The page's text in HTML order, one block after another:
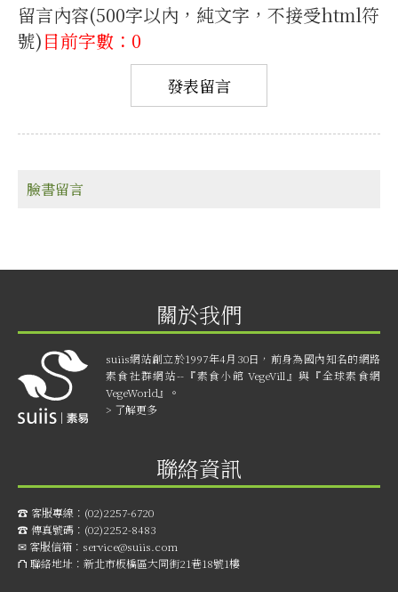
留言內容(500字以內，純文字，不接受html符
號)目前字數：0
臉書留言
關於我們
suiis網站創立於1997年4月30日，前身為國內知名的網路
素食社群網站--『素食小館 VegeVill』與『全球素食網
VegeWorld』。
> 了解更多
聯絡資訊
☎︎ 客服專線： (02)2257-6720
☎︎ 傳真號碼： (02)2252-8483
✉ 客服信箱： service@suiis.com
⛫ 聯絡地址： 新北市板橋區大同街21巷18號1樓